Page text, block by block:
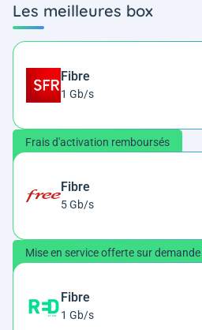
Les meilleures box
Fibre
1 Gb/s
Frais d'activation remboursés
Fibre
5 Gb/s
Mise en service offerte sur demande
Fibre
1 Gb/s